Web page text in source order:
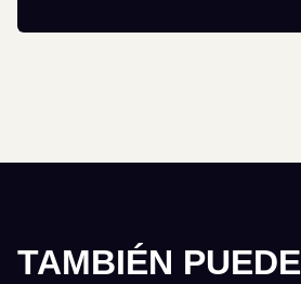
TAMBIÉN PUEDE